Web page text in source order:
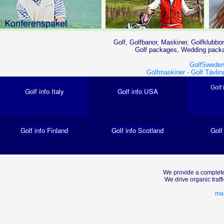
Golf, Golfbanor, Maskiner,
Golf packages, Wedding
Golfmaskiner - Golf
Golf info Italy Golf info USA Golf
Golf info Finland Golf info Scotland
We provide a
We drive organic